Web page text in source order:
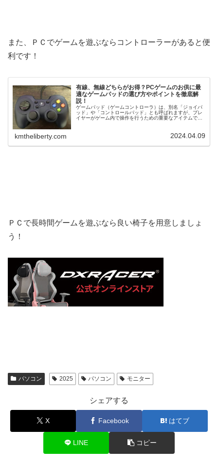
また、ＰＣでゲームを遊ぶならコントローラーがあると便
利です！
有線、無線どちらがお得？PCゲームのお供に最
適なゲームパッドの選び方やポイントを徹底解
説！
ゲームパッド（ゲームコントローラ）は、別名「ジョイパ
ッド」や「コントロールパッド」とも呼ばれますが、プレ
イヤーがゲーム内で操作を行うための重要なアイテムで
kmtheliberty.com 2024.04.09
ＰＣで長時間ゲームを遊ぶなら良い椅子を用意しましょ
う！
パソコン 2025 パソコン モニター
シェアする
X Facebook はてブ
LINE コピー